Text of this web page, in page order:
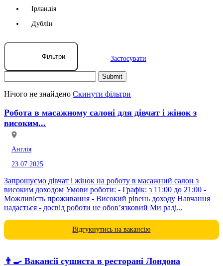
Ірландія
Дублін
Фільтри Застосувати
Нічого не знайдено Скинути фільтри
Робота в масажному салоні для дівчат і жінок з
високим...
Англія
23.07.2025
Запрошуємо дівчат і жінок на роботу в масажний салон з
високим доходом Умови роботи: - Графік: з 11:00 до 21:00 -
Можливість проживання - Високий рівень доходу Навчання
надається - досвід роботи не обов’язковий Ми раді...
Відгукнутись на вакансію
👨‍🍳 Вакансії сушиста в ресторані Лондона